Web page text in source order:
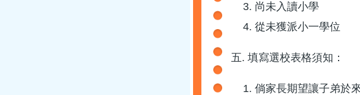
尚未入讀小學
從未獲派小一學位
​五. 填寫選校表格須知：
倘家長期望讓子弟於